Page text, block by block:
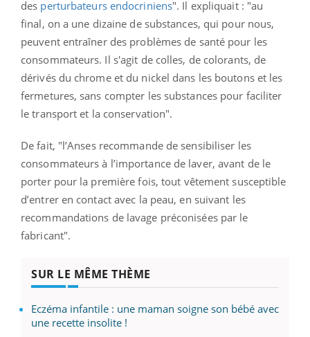
des perturbateurs endocriniens". Il expliquait : "au
final, on a une dizaine de substances, qui pour nous,
peuvent entraîner des problèmes de santé pour les
consommateurs. Il s'agit de colles, de colorants, de
dérivés du chrome et du nickel dans les boutons et les
fermetures, sans compter les substances pour faciliter
le transport et la conservation".
De fait, "l’Anses recommande de sensibiliser les
consommateurs à l’importance de laver, avant de le
porter pour la première fois, tout vêtement susceptible
d’entrer en contact avec la peau, en suivant les
recommandations de lavage préconisées par le
fabricant".
SUR LE MÊME THÈME
Eczéma infantile : une maman soigne son bébé avec
une recette insolite !